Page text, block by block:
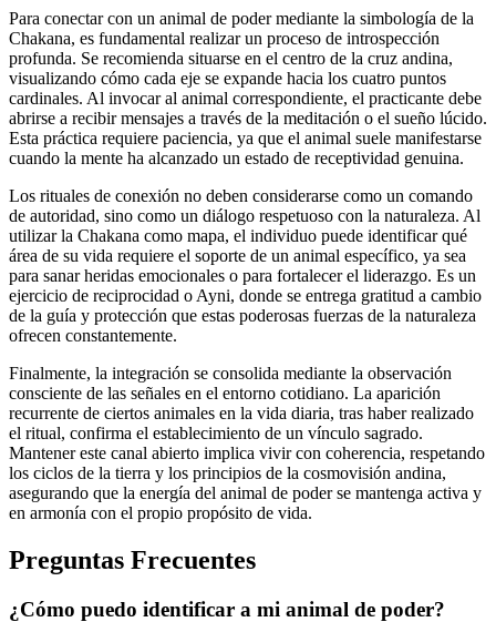
Para conectar con un animal de poder mediante la simbología de la
Chakana, es fundamental realizar un proceso de introspección
profunda. Se recomienda situarse en el centro de la cruz andina,
visualizando cómo cada eje se expande hacia los cuatro puntos
cardinales. Al invocar al animal correspondiente, el practicante debe
abrirse a recibir mensajes a través de la meditación o el sueño lúcido.
Esta práctica requiere paciencia, ya que el animal suele manifestarse
cuando la mente ha alcanzado un estado de receptividad genuina.
Los rituales de conexión no deben considerarse como un comando
de autoridad, sino como un diálogo respetuoso con la naturaleza. Al
utilizar la Chakana como mapa, el individuo puede identificar qué
área de su vida requiere el soporte de un animal específico, ya sea
para sanar heridas emocionales o para fortalecer el liderazgo. Es un
ejercicio de reciprocidad o Ayni, donde se entrega gratitud a cambio
de la guía y protección que estas poderosas fuerzas de la naturaleza
ofrecen constantemente.
Finalmente, la integración se consolida mediante la observación
consciente de las señales en el entorno cotidiano. La aparición
recurrente de ciertos animales en la vida diaria, tras haber realizado
el ritual, confirma el establecimiento de un vínculo sagrado.
Mantener este canal abierto implica vivir con coherencia, respetando
los ciclos de la tierra y los principios de la cosmovisión andina,
asegurando que la energía del animal de poder se mantenga activa y
en armonía con el propio propósito de vida.
Preguntas Frecuentes
¿Cómo puedo identificar a mi animal de poder?